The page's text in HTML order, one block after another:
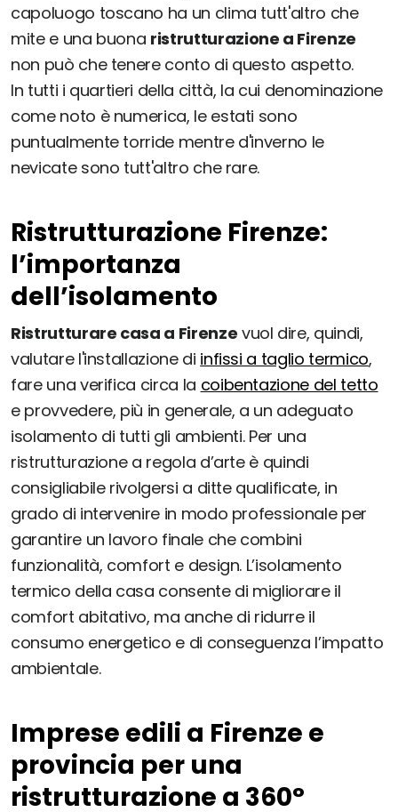
capoluogo toscano ha un clima tutt'altro che
mite e una buona ristrutturazione a Firenze
non può che tenere conto di questo aspetto.
In tutti i quartieri della città, la cui denominazione
come noto è numerica, le estati sono
puntualmente torride mentre d'inverno le
nevicate sono tutt'altro che rare.
Ristrutturazione Firenze:
l’importanza
dell’isolamento
Ristrutturare casa a Firenze vuol dire, quindi,
valutare l'installazione di infissi a taglio termico,
fare una verifica circa la coibentazione del tetto
e provvedere, più in generale, a un adeguato
isolamento di tutti gli ambienti. Per una
ristrutturazione a regola d’arte è quindi
consigliabile rivolgersi a ditte qualificate, in
grado di intervenire in modo professionale per
garantire un lavoro finale che combini
funzionalità, comfort e design. L’isolamento
termico della casa consente di migliorare il
comfort abitativo, ma anche di ridurre il
consumo energetico e di conseguenza l’impatto
ambientale.
Imprese edili a Firenze e
provincia per una
ristrutturazione a 360°